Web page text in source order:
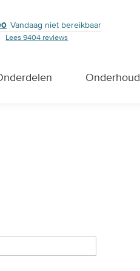
Vandaag niet bereikbaar
Lees 9404 reviews
Onderhoud